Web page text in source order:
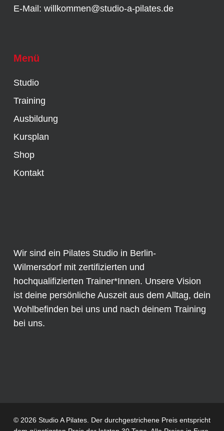
E-Mail: willkommen@studio-a-pilates.de
Menü
Studio
Training
Ausbildung
Kursplan
Shop
Kontakt
Wir sind ein Pilates Studio in Berlin-
Wilmersdorf mit zertifizierten und
hochqualifizierten Trainer*Innen. Unsere Vision
ist deine persönliche Auszeit aus dem Alltag, dein
Wohlbefinden bei uns und nach deinem Training
bei uns.
© 2026 Studio A Pilates. Der durchgestrichene Preis entspricht